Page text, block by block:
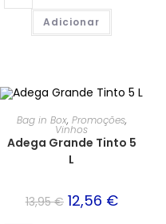
Adicionar
PROMOÇÃO!
Bag in Box, Promoções,
Vinhos
Adega Grande Tinto 5
L
13,95€ 12,56 €